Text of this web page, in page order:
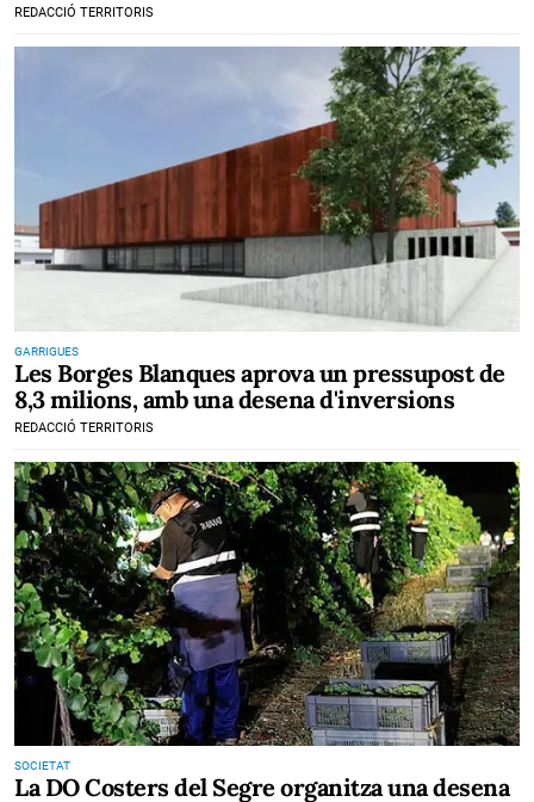
REDACCIÓ TERRITORIS
GARRIGUES
Les Borges Blanques aprova un pressupost de
8,3 milions, amb una desena d'inversions
REDACCIÓ TERRITORIS
SOCIETAT
La DO Costers del Segre organitza una desena